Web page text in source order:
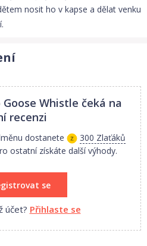
nosit ho v kapse a dělat venku
Whistle čeká na
recenzi
dostanete
300 Zlaťáků
ostatní získáte další výhody.
se
účet? Přihlaste se